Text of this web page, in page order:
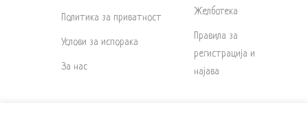
Политика за приватност
Услови за испорака
За нас
Желботека
Правила за
регистрација и
најава